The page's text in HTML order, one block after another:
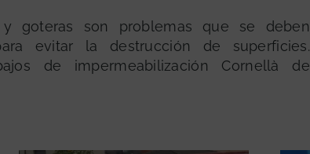
goteras son problemas que se deben
evitar la destrucción de superficies.
de impermeabilización Cornellà de